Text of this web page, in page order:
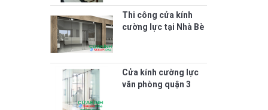
Thi công cửa kính
cường lực tại Nhà Bè
Cửa kính cường lực
văn phòng quận 3